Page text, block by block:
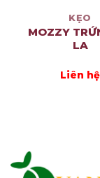
KẸO
MOZZY
LA
Liên hệ